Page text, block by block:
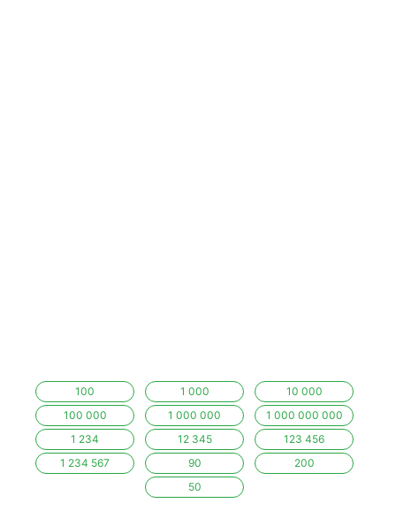
100 1 000
10 000
100 000
1 000 000
1 000 000 000
1 234
12 345
123 456
1 234 567
90
200
50